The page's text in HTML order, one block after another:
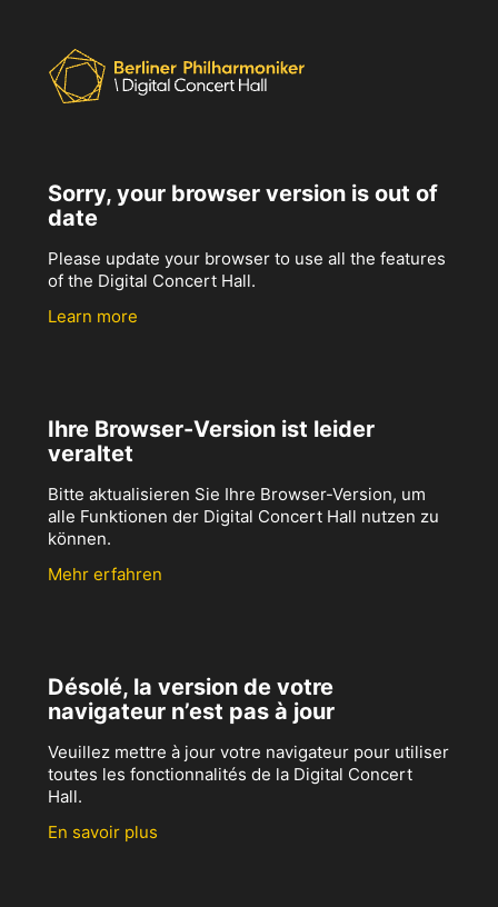
Sorry, your browser version is out of
date
Please update your browser to use all the features
of the Digital Concert Hall.
Learn more
Ihre Browser-Version ist leider
veraltet
Bitte aktualisieren Sie Ihre Browser-Version, um
alle Funktionen der Digital Concert Hall nutzen zu
können.
Mehr erfahren
Désolé, la version de votre
navigateur n’est pas à jour
Veuillez mettre à jour votre navigateur pour utiliser
toutes les fonctionnalités de la Digital Concert
Hall.
En savoir plus